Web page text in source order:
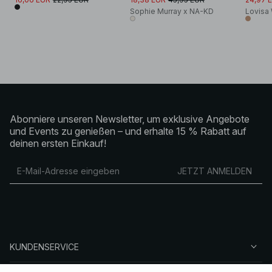
Sophie Murray x NA-KD
Lovisa
Abonniere unseren Newsletter, um exklusive Angebote
und Events zu genießen – und erhalte 15 % Rabatt auf
deinen ersten Einkauf!
JETZT ANMELDEN
KUNDENSERVICE